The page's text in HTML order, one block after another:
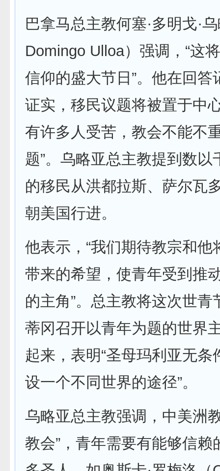
巴拿马总主教何塞·多明戈·
Domingo Ulloa）强调，“这
信仰的盛大节日”。他在回答
证实，移民议题将被置于中
有许多人受苦，教会不能不
题”。乌略亚总主教提到数以
的移民从洪都拉斯、萨尔瓦
朝美国行进。
他表示，“我们期待教宗和他
带来的希望，使青年受到推
的主角”。总主教将这次世青
蒂冈召开以青年为题的世界
起来，表明“圣母玛利亚无条
设一个不同世界的途径”。
乌略亚总主教强调，中美洲
教会”，青年需要有能够信赖